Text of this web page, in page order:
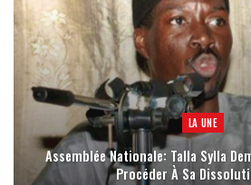
LA UNE
Assemblée Nationale: Talla Sylla
Procéder À Sa